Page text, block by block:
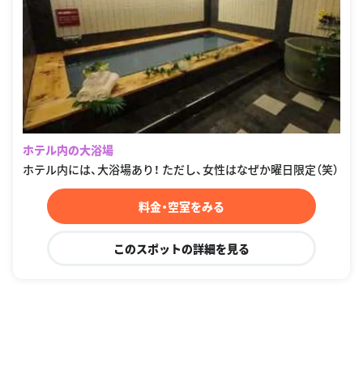
ホテル内の大浴場
ホテル内には、大浴場あり！ ただし、女性はなぜか曜日限定（笑）
料金・空室をみる
このスポットの詳細を見る